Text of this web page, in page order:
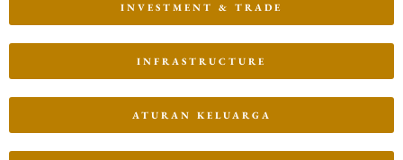
INVESTMENT & TRADE
INFRASTRUCTURE
ATURAN KELUARGA